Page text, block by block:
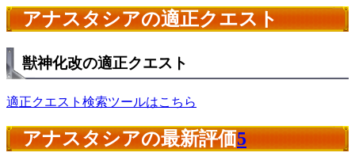
アナスタシアの適正クエスト
獣神化改の適正クエスト
適正クエスト検索ツールはこちら
アナスタシアの最新評価5